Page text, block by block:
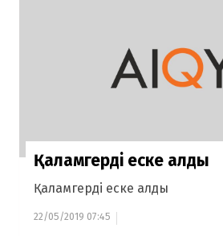
Қаламгерді еске алды
Қаламгерді еске алды
22/05/2019 07:45